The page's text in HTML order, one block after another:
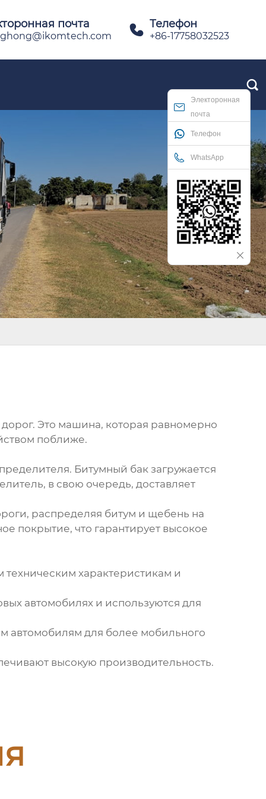
почта  Телефон
+86-17758032523

Электоронная
почта
Телефон
WhatsApp
Это машина, которая равномерно
поближе.
Битумный бак загружается
в свою очередь, доставляет
распределяя битум и щебень на
покрытие, что гарантирует высокое
характеристикам и
автомобилях и используются для
автомобилям для более мобильного
высокую производительность.